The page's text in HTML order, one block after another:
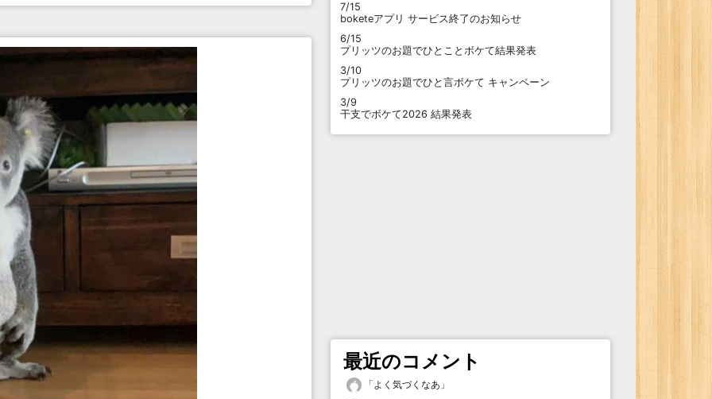
7/15
boketeアプリ サービス終了のお知らせ
6/15
プリッツのお題でひとことボケて結果発表
3/10
プリッツのお題でひと言ボケて キャンペーン
3/9
干支でボケて2026 結果発表
最近のコメント
「よく気づくなあ 」